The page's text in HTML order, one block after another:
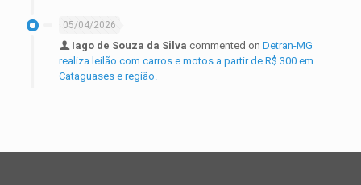
05/04/2026
Iago de Souza da Silva commented on Detran-MG
realiza leilão com carros e motos a partir de R$ 300 em
Cataguases e região.